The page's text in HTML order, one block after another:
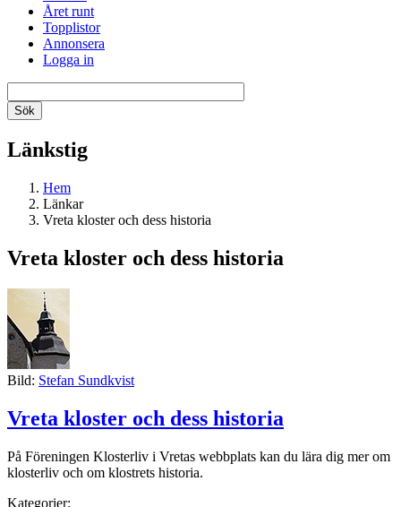
Året runt
Topplistor
Annonsera
Logga in
Länkstig
Hem
Länkar
Vreta kloster och dess historia
Vreta kloster och dess historia
Bild: Stefan Sundkvist
Vreta kloster och dess historia
På Föreningen Klosterliv i Vretas webbplats kan du lära dig mer om
klosterliv och om klostrets historia.
Kategorier: